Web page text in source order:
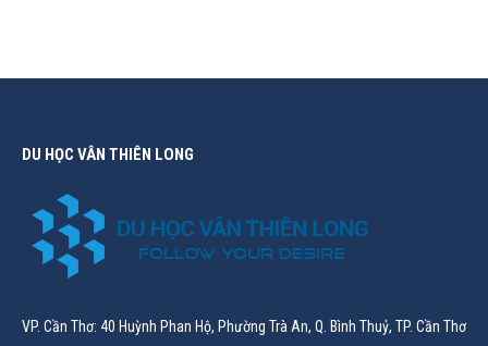
DU HỌC VÂN THIÊN LONG
VP. Cần Thơ: 40 Huỳnh Phan Hộ, Phường Trà An, Q. Bình Thuỷ, TP. Cần Thơ